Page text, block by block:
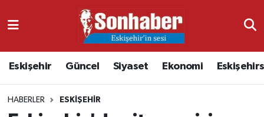
Eskişehir Güncel Siyaset Ekonomi
HABERLER ESKIŞEHIR
Ekonomi
Nöbetçi Eczaneler
Namaz Vakitleri